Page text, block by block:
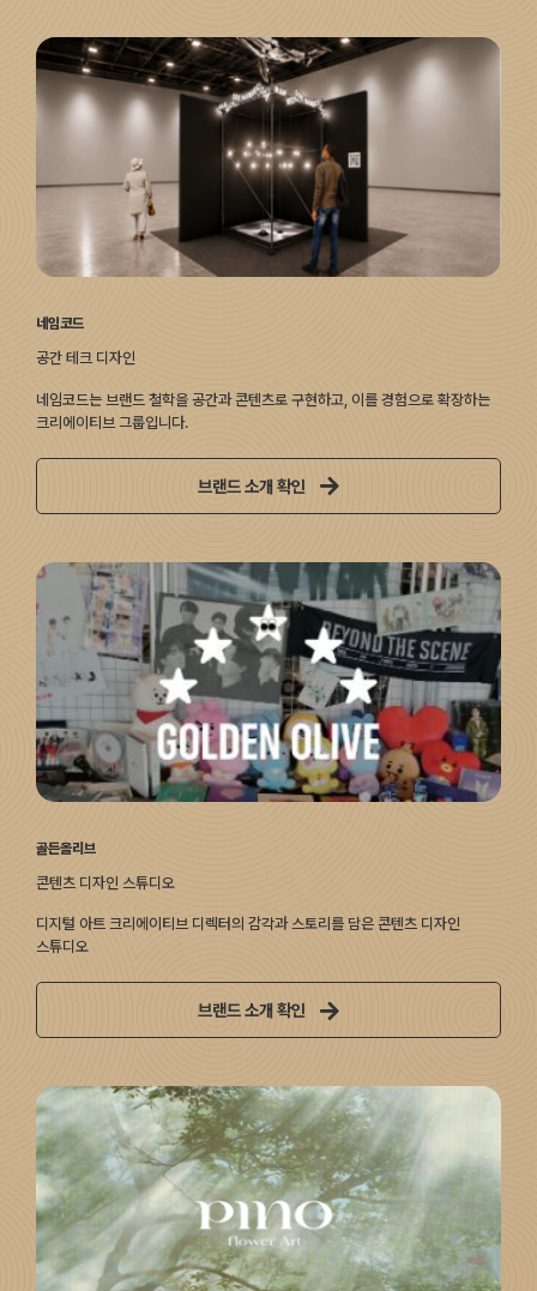
네임코드
공간 테크 디자인
네임코드는 브랜드 철학을 공간과 콘텐츠로 구현하고, 이를 경험으로 확장하는
크리에이티브 그룹입니다.
브랜드 소개 확인
골든올리브
콘텐츠 디자인 스튜디오
디지털 아트 크리에이티브 디렉터의 감각과 스토리를 담은 콘텐츠 디자인
스튜디오
브랜드 소개 확인